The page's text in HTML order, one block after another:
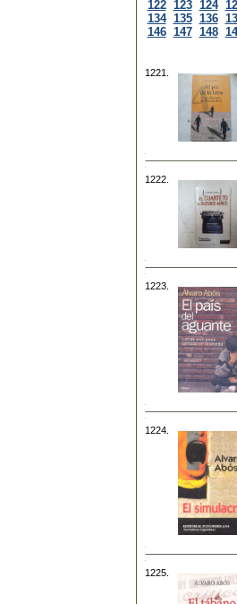
122 123 124
134 135 136
146 147 148
1221.
1222.
1223.
1224.
1225.